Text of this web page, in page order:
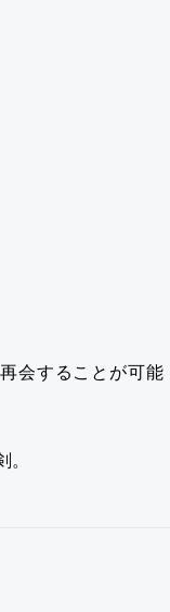
会することが可能
。